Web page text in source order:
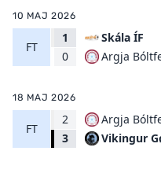
10 MAJ 2026
FT
1
0
Skála ÍF
Argja
18 MAJ 2026
FT
2
3
Argja
Vikingur